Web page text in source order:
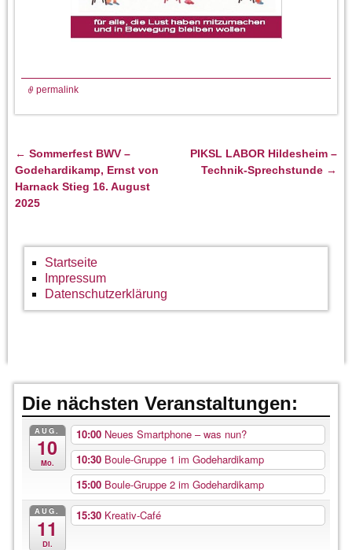
permalink
Artikelnavigation
← Sommerfest BWV –
Godehardikamp, Ernst von
Harnack Stieg 16. August
2025
PIKSL LABOR Hildesheim –
Technik-Sprechstunde →
Startseite
Impressum
Datenschutzerklärung
Die nächsten Veranstaltungen:
AUG.
10
Mo.
10:00 Neues Smartphone – was nun?
10:30 Boule-Gruppe 1 im Godehardikamp
15:00 Boule-Gruppe 2 im Godehardikamp
AUG.
11
Di.
15:30 Kreativ-Café